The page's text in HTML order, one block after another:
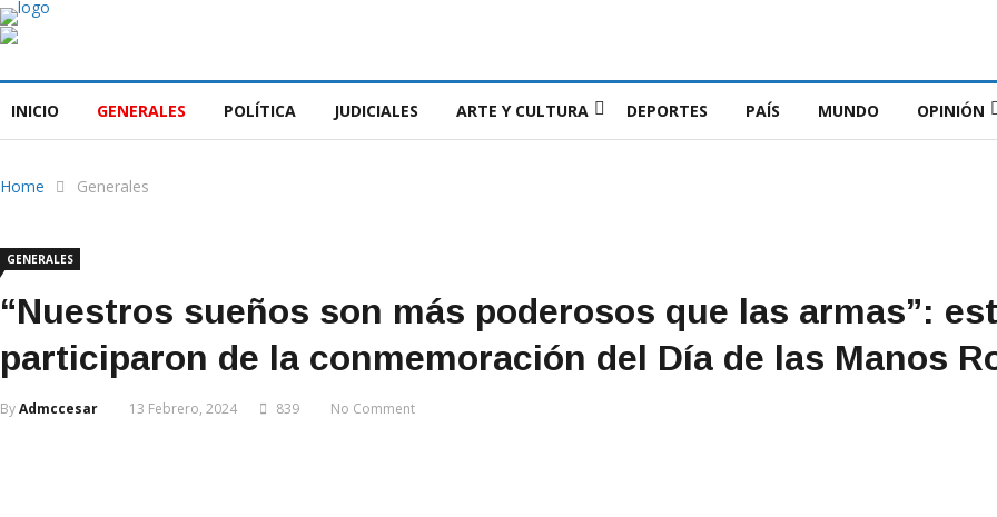
INICIO GENERALES POLÍTICA JUDICIALES ARTE Y CULTURA DEPORTES PAÍS MUNDO OPINIÓN
Home Generales
GENERALES
“Nuestros sueños son más poderosos que las armas”:
participaron de la conmemoración del Día de las Manos
ByAdmccesar 13 Febrero, 2024 839 No Comment